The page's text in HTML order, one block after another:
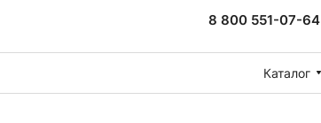
8 800 551-07-64
Каталог